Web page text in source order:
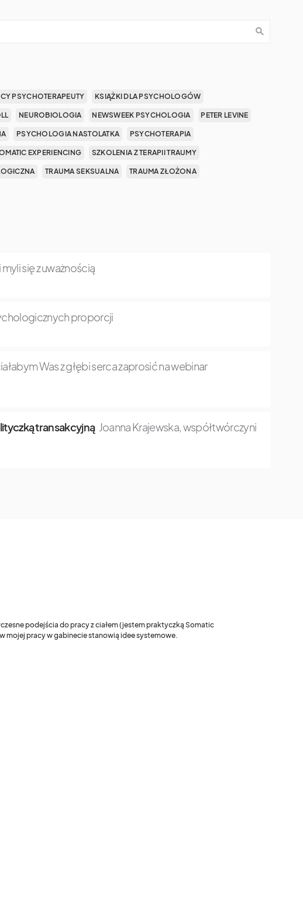
PSYCHOTERAPEUTY KSIĄŻKI DLA PSYCHOLOGÓW
NEUROBIOLOGIA NEWSWEEK PSYCHOLOGIA PETER LEVINE
PSYCHOLOGIA NASTOLATKA PSYCHOTERAPIA
EXPERIENCING SZKOLENIA Z TERAPII TRAUMY
TRAUMA SEKSUALNA TRAUMA ZŁOŻONA
się z uważnością
proporcji
Was z głębi serca zaprosić na webinar
transakcyjną Joanna Krajewska, współtwórczyni
podejścia do pracy z ciałem (jestem praktyczką Somatic
mojej pracy w gabinecie stanowią idee systemowe.